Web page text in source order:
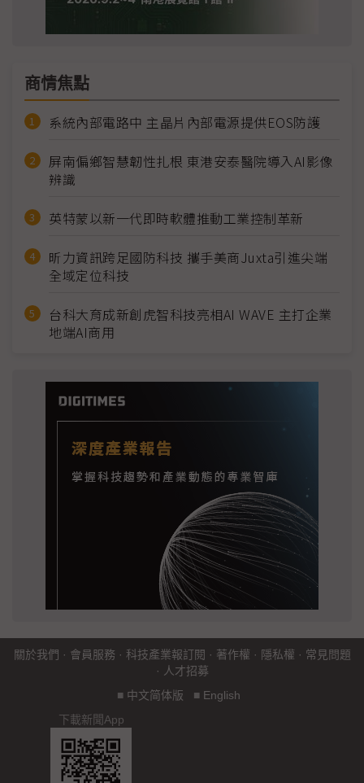
商情焦點
系統內部電路中 主晶片內部電源提供EOS防護
屏南偏鄉智慧韌性扎根 東港安泰醫院導入AI影像
辨識
英特蒙以新一代即時軟體推動工業控制革新
昕力資訊跨足國防科技 攜手美商Juxta引進尖端
全域定位科技
台科大育成新創虎智科技亮相AI WAVE 主打企業
地端AI商用
關於我們 · 會員服務 · 科技產業報訂閱 · 著作權 · 隱私權 · 常見問題
· 人才招募
■ 中文简体版 ■ English
下載新聞App